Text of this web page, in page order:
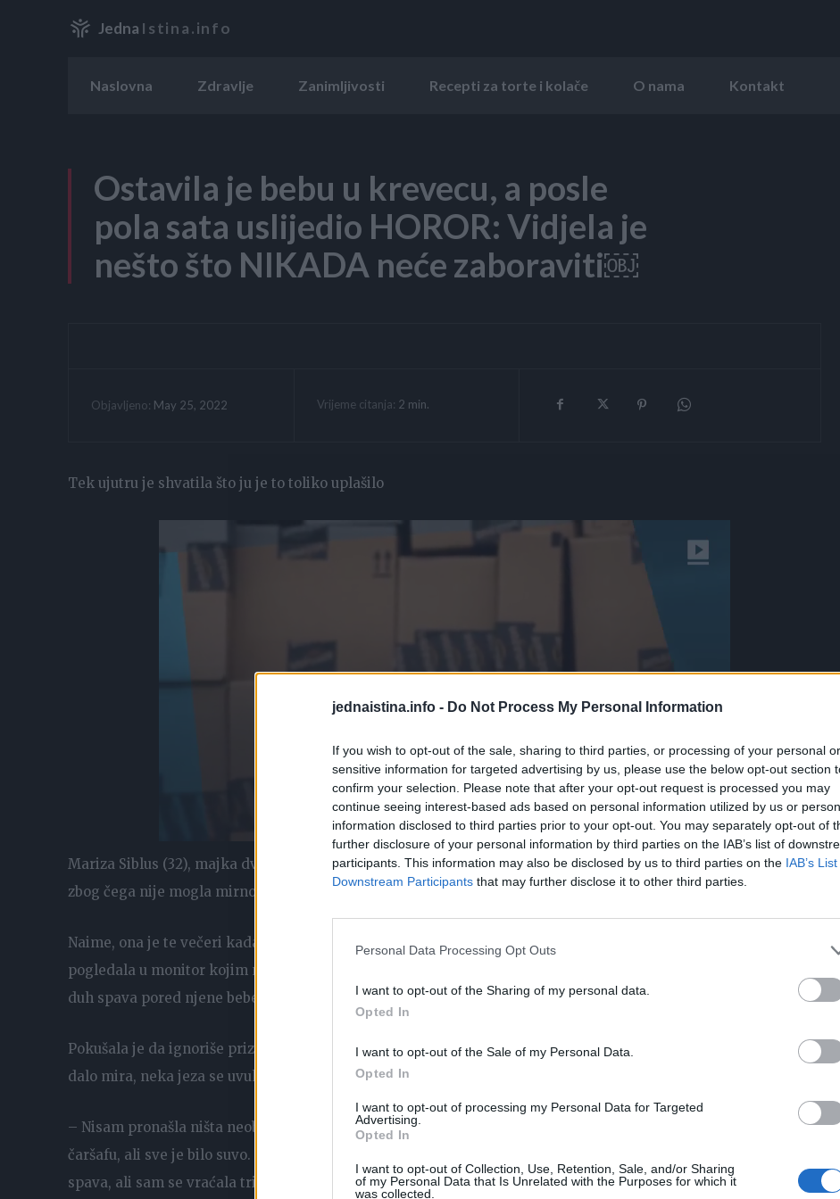
jednaistina.info - Do Not Process My Personal Information
If you wish to opt-out of the sale, sharing to third parties, or processing of your personal or
sensitive information for targeted advertising by us, please use the below opt-out section
confirm your selection. Please note that after your opt-out request is processed you may
continue seeing interest-based ads based on personal information utilized by us or
information disclosed to third parties prior to your opt-out. You may separately opt-out of
further disclosure of your personal information by third parties on the IAB’s list of
participants. This information may also be disclosed by us to third parties on the IAB’s
Downstream Participants that may further disclose it to other third parties.
Personal Data Processing Opt Outs
I want to opt-out of the Sharing of my personal data.
Opted In
I want to opt-out of the Sale of my Personal Data.
Opted In
I want to opt-out of processing my Personal Data for Targeted
Advertising.
Opted In
I want to opt-out of Collection, Use, Retention, Sale, and/or Sharing
of my Personal Data that Is Unrelated with the Purposes for which it
was collected.
Jedna Istina.info
Naslovna Zdravlje Zanimljivosti Recepti za torte i kolače O nama Kontakt
Ostavila je bebu u krevecu, a posle
pola sata uslijedio HOROR: Vidjela je
nešto što NIKADA neće zaboraviti￼
Objavljeno: May 25, 2022 Vrijeme citanja: 2 min.
Tek ujutru je shvatila što ju je to toliko uplašilo
Mariza Siblus (32), majka dvoje dece iz SAD-a, prvo se prestravila, a onda smejala kao luda kada je shvatila
zbog čega nije mogla mirno da spava celu noć.
Naime, ona je te večeri kada se „drama“ dogodila, stavila 18-mesečnog sina u krevetac na spavanje. Kasnije je
pogledala u monitor kojim nadzire dečiju sobu i pored njega ugledala lik drugog deteta, a izgledalo je kao da
duh spava pored njene bebe. Toliko se uplašila, da joj se slošilo.
Pokušala je da ignoriše prizor koji je videla verujući da je oči varaju i otišla je da spava. Ali, noću joj nešto nije
dalo mira, neka jeza se uvukla u nju pa je ustala iz kreveta, uzela lampu u ruke i otišla da proveri sina.
– Nisam pronašla ništa neobično u krevecu. Gledala sam okolo misleći da je to možda zbog pljuvačke na
čaršafu, ali sve je bilo suvo. Sama sebi sam rekla da je na čaršafu neka mrlja koja daje obris duha i otišla da
spava, ali sam se vraćala tri puta tokom noći u dečiju sobu i proveravala – prisetila se situacije zbog koje se